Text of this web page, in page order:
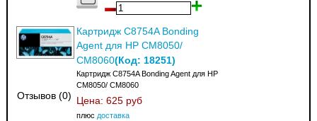
Отзывов (0)
Картридж C8754A Bonding
Agent для HP CM8050/
CM8060(Код:18251)
Картридж C8754A Bonding Agent для HP
CM8050/ CM8060
Цена:625 руб
плюс доставка